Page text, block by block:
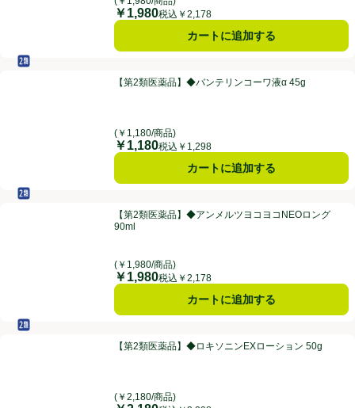
価格
￥1,980税込￥2,178
カートに追加する
【第2類医薬品】◆バンテリンコーワ液α 45g
セルフメディケーション税制対象
第2類医薬品
【第2類医薬品】◆バンテリンコーワ液α 45g
(￥1,180/商品)
価格
￥1,180税込￥1,298
カートに追加する
【第2類医薬品】◆アンメルツヨコヨコNEOロング 90ml
セルフメディケーション税制対象
第2類医薬品
【第2類医薬品】◆アンメルツヨコヨコNEOロング
90ml
(￥1,980/商品)
価格
￥1,980税込￥2,178
カートに追加する
【第2類医薬品】◆ロキソニンEXローション 50g
セルフメディケーション税制対象
第2類医薬品
【第2類医薬品】◆ロキソニンEXローション 50g
(￥2,180/商品)